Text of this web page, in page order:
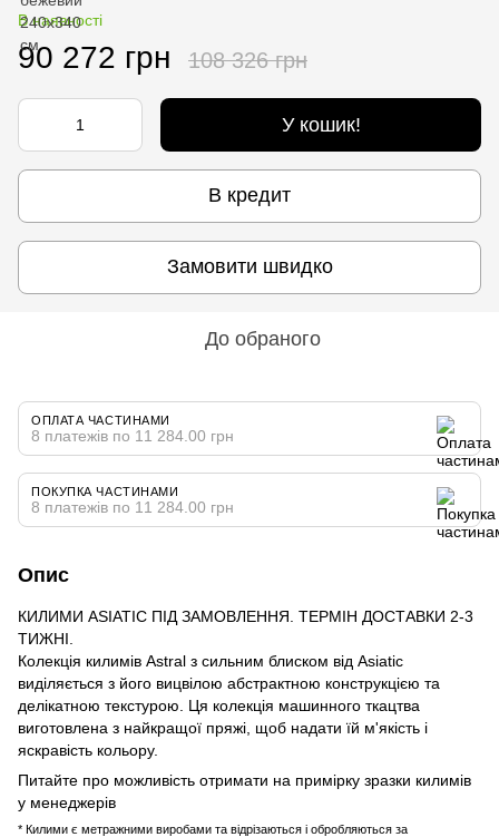
В наявності
90 272 грн 108 326 грн
У кошик!
В кредит
Замовити швидко
До обраного
ОПЛАТА ЧАСТИНАМИ
8 платежів по 11 284.00 грн
ПОКУПКА ЧАСТИНАМИ
8 платежів по 11 284.00 грн
Опис
КИЛИМИ ASIATIC ПІД ЗАМОВЛЕННЯ. ТЕРМІН ДОСТАВКИ 2-3
ТИЖНІ.
Колекція килимів Astral з сильним блиском від Asiatic
виділяється з його вицвілою абстрактною конструкцією та
делікатною текстурою. Ця колекція машинного ткацтва
виготовлена ​​з найкращої пряжі, щоб надати їй м'якість і
яскравість кольору.
Питайте про можливість отримати на примірку зразки килимів
у менеджерів
* Килими є метражними виробами та відрізаються і обробляються за